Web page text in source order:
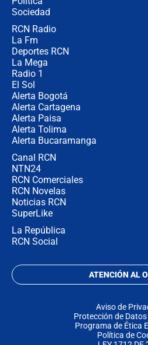
Sociedad
RCN Radio
La Fm
Deportes RCN
La Mega
Radio 1
El Sol
Alerta Bogotá
Alerta Cartagena
Alerta Paisa
Alerta Tolima
Alerta Bucaramanga
Canal RCN
NTN24
RCN Comerciales
RCN Novelas
Noticias RCN
SuperLike
La República
RCN Social
ATENCIÓN AL
Aviso de
Protección de
Programa de Ética
Política de